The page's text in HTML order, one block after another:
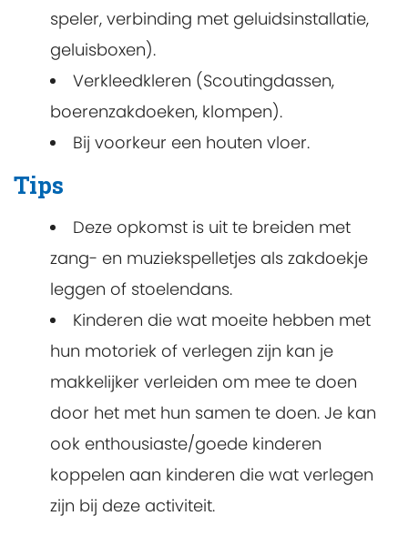
speler, verbinding met geluidsinstallatie,
geluisboxen).
Verkleedkleren (Scoutingdassen,
boerenzakdoeken, klompen).
Bij voorkeur een houten vloer.
Tips
Deze opkomst is uit te breiden met
zang- en muziekspelletjes als zakdoekje
leggen of stoelendans.
Kinderen die wat moeite hebben met
hun motoriek of verlegen zijn kan je
makkelijker verleiden om mee te doen
door het met hun samen te doen. Je kan
ook enthousiaste/goede kinderen
koppelen aan kinderen die wat verlegen
zijn bij deze activiteit.